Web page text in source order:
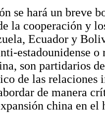
se hará un breve
la cooperación y
Ecuador y
estadounidense
son partidarios
de las relaciones
de manera
china en